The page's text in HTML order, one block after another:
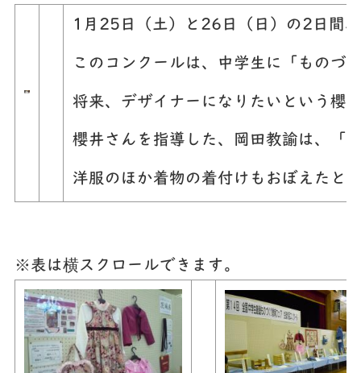
1月25日（土）と26日（日）の2日間
このコンクールは、中学生に「ものづ
将来、デザイナーになりたいという櫻
櫻井さんを指導した、岡田教諭は、「
洋服のほか着物の着付けもおぼえたと
※表は横スクロールできます。